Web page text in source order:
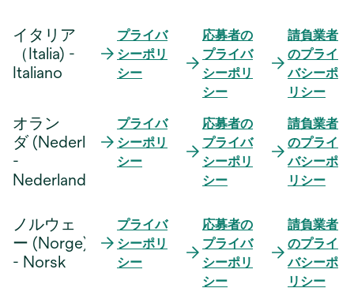
イタリア
（Italia) -
Italiano
プライバ
シーポリ
シー
応募者の
プライバ
シーポリ
シー
請負業者
のプライ
バシーポ
リシー
オラン
ダ (Nederland)
-
Nederlands
プライバ
シーポリ
シー
応募者の
プライバ
シーポリ
シー
請負業者
のプライ
バシーポ
リシー
ノルウェ
ー (Norge)
- Norsk
プライバ
シーポリ
シー
新
応募者の
プライバ
シーポリ
シー
請負業者
のプライ
バシーポ
リシー